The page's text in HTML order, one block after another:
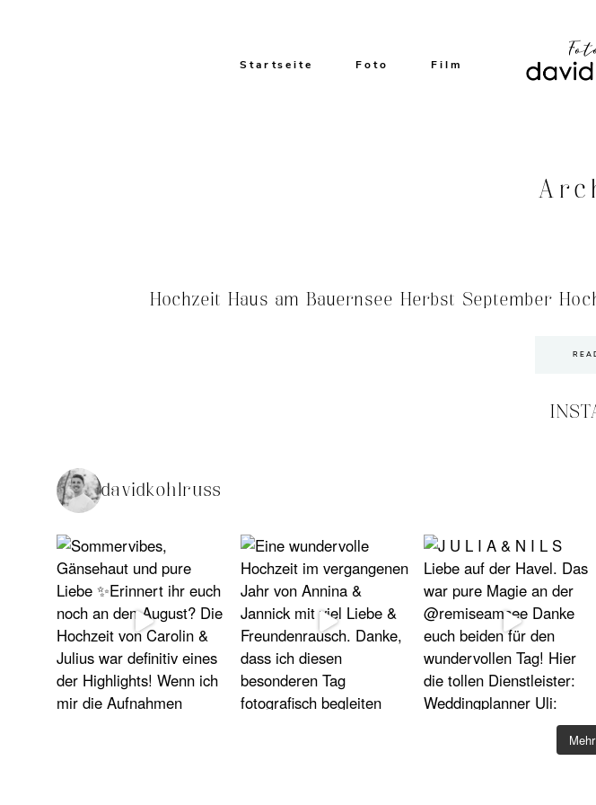
Startseite Foto Film
Hochzeit Haus am Bauernsee Herbst September
davidkohlruss